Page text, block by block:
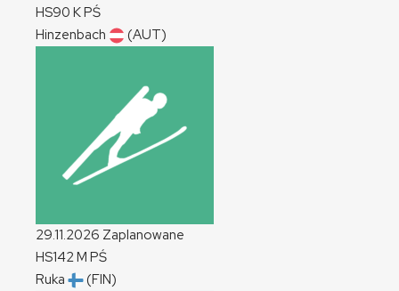
HS90 KPŚ
Hinzenbach
(AUT)
29.11.2026 Zaplanowane
HS142M PŚ
Ruka
(FIN)